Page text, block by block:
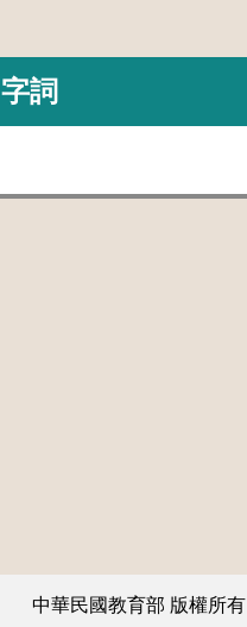
字詞
中華民國教育部 版權所有